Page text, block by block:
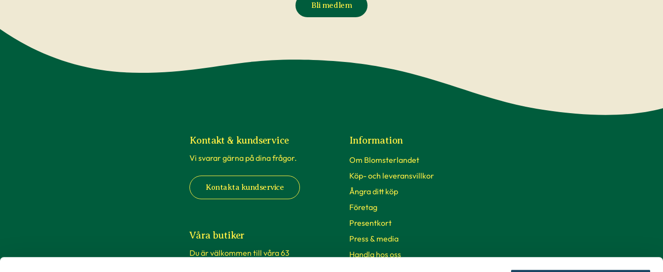
Bli medlem
Kontakt & kundservice
Vi svarar gärna på dina frågor.
Kontakta kundservice
Våra butiker
Du är välkommen till våra 63
Information
Om Blomsterlandet
Köp- och leveransvillkor
Ångra ditt köp
Företag
Presentkort
Press & media
Handla hos oss